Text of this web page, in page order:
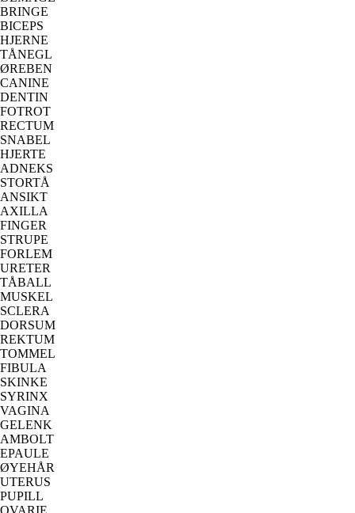
BRINGE
BICEPS
HJERNE
TÅNEGL
ØREBEN
CANINE
DENTIN
FOTROT
RECTUM
SNABEL
HJERTE
ADNEKS
STORTÅ
ANSIKT
AXILLA
FINGER
STRUPE
FORLEM
URETER
TÅBALL
MUSKEL
SCLERA
DORSUM
REKTUM
TOMMEL
FIBULA
SKINKE
SYRINX
VAGINA
GELENK
AMBOLT
EPAULE
ØYEHÅR
UTERUS
PUPILL
OVARIE